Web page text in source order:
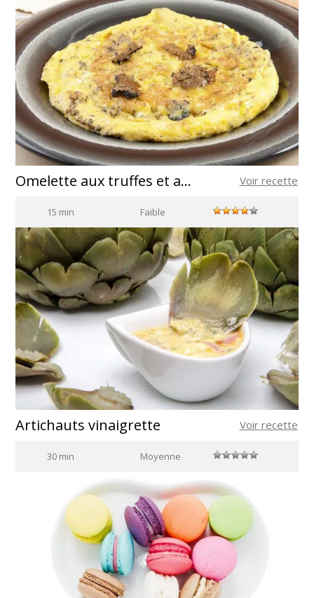
Omelette aux truffes et aux noix de Lalbenque Voir recette
15 min Faible
Artichauts vinaigrette Voir recette
30 min Moyenne